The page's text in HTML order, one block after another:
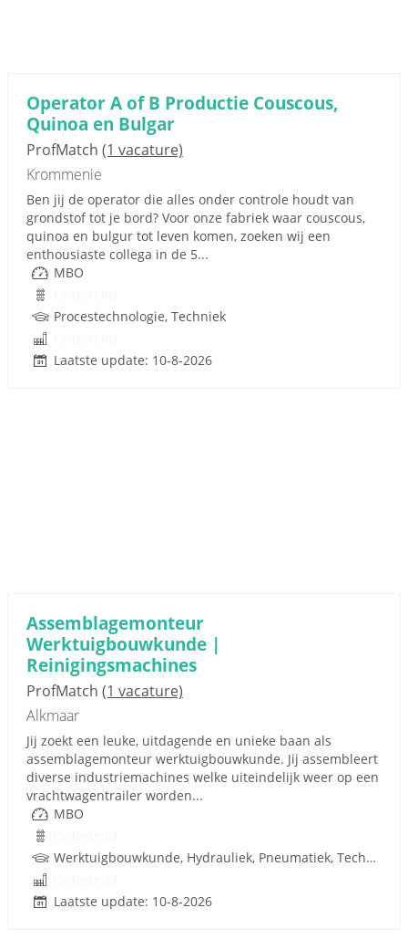
Operator A of B Productie Couscous,
Quinoa en Bulgar
ProfMatch (1 vacature)
Krommenie
Ben jij de operator die alles onder controle houdt van
grondstof tot je bord? Voor onze fabriek waar couscous,
quinoa en bulgur tot leven komen, zoeken wij een
enthousiaste collega in de 5...
MBO
Procestechnologie, Techniek
Laatste update: 10-8-2026
Assemblagemonteur
Werktuigbouwkunde |
Reinigingsmachines
ProfMatch (1 vacature)
Alkmaar
Jij zoekt een leuke, uitdagende en unieke baan als
assemblagemonteur werktuigbouwkunde. Jij assembleert
diverse industriemachines welke uiteindelijk weer op een
vrachtwagentrailer worden...
MBO
Werktuigbouwkunde, Hydrauliek, Pneumatiek, Techniek
Laatste update: 10-8-2026